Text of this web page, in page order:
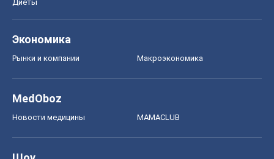
Диеты
Экономика
Рынки и компании Mакроэкономика
MedOboz
Новости медицины MAMACLUB